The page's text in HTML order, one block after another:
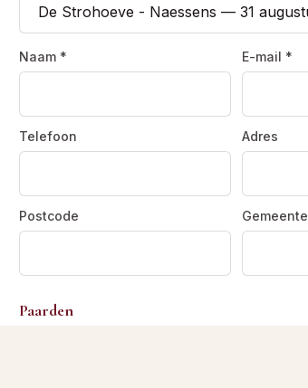
Naam * E-mail *
Telefoon Adres
Postcode Gemeente
Paarden